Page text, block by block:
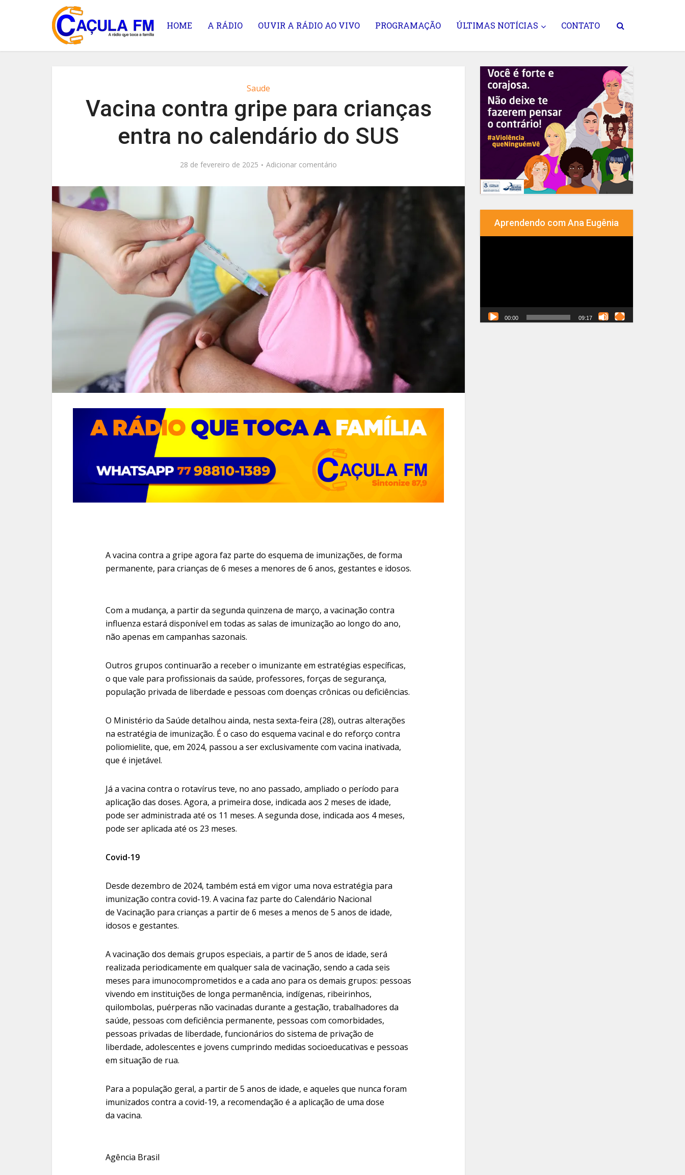
HOME A RÁDIO OUVIR A RÁDIO AO VIVO PROGRAMAÇÃO ÚLTIMAS NOTÍCIAS CONTATO
Saude
Vacina contra gripe para crianças
entra no calendário do SUS
28 de fevereiro de 2025 Adicionar comentário
A vacina contra a gripe agora faz parte do esquema de imunizações, de forma
permanente, para crianças de 6 meses a menores de 6 anos, gestantes e idosos.
Com a mudança, a partir da segunda quinzena de março, a vacinação contra
influenza estará disponível em todas as salas de imunização ao longo do ano,
não apenas em campanhas sazonais.
Outros grupos continuarão a receber o imunizante em estratégias específicas,
o que vale para profissionais da saúde, professores, forças de segurança,
população privada de liberdade e pessoas com doenças crônicas ou deficiências.
O Ministério da Saúde detalhou ainda, nesta sexta-feira (28), outras alterações
na estratégia de imunização. É o caso do esquema vacinal e do reforço contra
poliomielite, que, em 2024, passou a ser exclusivamente com vacina inativada,
que é injetável.
Já a vacina contra o rotavírus teve, no ano passado, ampliado o período para
aplicação das doses. Agora, a primeira dose, indicada aos 2 meses de idade,
pode ser administrada até os 11 meses. A segunda dose, indicada aos 4 meses,
pode ser aplicada até os 23 meses.
Covid-19
Desde dezembro de 2024, também está em vigor uma nova estratégia para
imunização contra covid-19. A vacina faz parte do Calendário Nacional
de Vacinação para crianças a partir de 6 meses a menos de 5 anos de idade,
idosos e gestantes.
A vacinação dos demais grupos especiais, a partir de 5 anos de idade, será
realizada periodicamente em qualquer sala de vacinação, sendo a cada seis
meses para imunocomprometidos e a cada ano para os demais grupos: pessoas
vivendo em instituições de longa permanência, indígenas, ribeirinhos,
quilombolas, puérperas não vacinadas durante a gestação, trabalhadores da
saúde, pessoas com deficiência permanente, pessoas com comorbidades,
pessoas privadas de liberdade, funcionários do sistema de privação de
liberdade, adolescentes e jovens cumprindo medidas socioeducativas e pessoas
em situação de rua.
Para a população geral, a partir de 5 anos de idade, e aqueles que nunca foram
imunizados contra a covid-19, a recomendação é a aplicação de uma dose
da vacina.
Agência Brasil
Aprendendo com Ana Eugênia
00:00 09:17